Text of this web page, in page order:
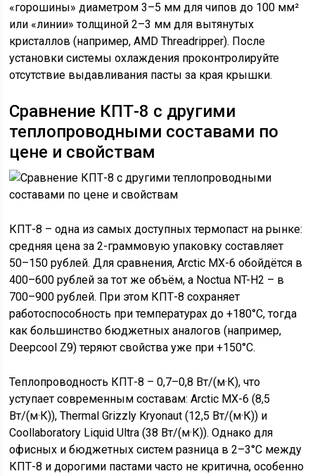
«горошины» диаметром 3–5 мм для чипов до 100 мм²
или «линии» толщиной 2–3 мм для вытянутых
кристаллов (например, AMD Threadripper). После
установки системы охлаждения проконтролируйте
отсутствие выдавливания пасты за края крышки.
Сравнение КПТ-8 с другими
теплопроводными составами по
цене и свойствам
КПТ-8 – одна из самых доступных термопаст на рынке:
средняя цена за 2-граммовую упаковку составляет
50–150 рублей. Для сравнения, Arctic MX-6 обойдётся в
400–600 рублей за тот же объём, а Noctua NT-H2 – в
700–900 рублей. При этом КПТ-8 сохраняет
работоспособность при температурах до +180°C, тогда
как большинство бюджетных аналогов (например,
Deepcool Z9) теряют свойства уже при +150°C.
Теплопроводность КПТ-8 – 0,7–0,8 Вт/(м·К), что
уступает современным составам: Arctic MX-6 (8,5
Вт/(м·К)), Thermal Grizzly Kryonaut (12,5 Вт/(м·К)) и
Coollaboratory Liquid Ultra (38 Вт/(м·К)). Однако для
офисных и бюджетных систем разница в 2–3°C между
КПТ-8 и дорогими пастами часто не критична, особенно